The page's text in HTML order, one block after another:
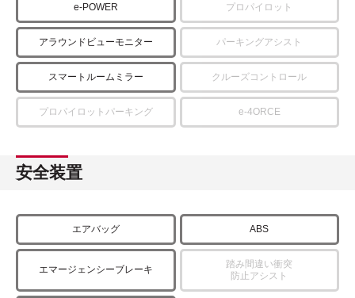
e-POWER プロパイロット
アラウンドビューモニター パーキングアシスト
スマートルームミラー クルーズコントロール
プロパイロットパーキング e-4ORCE
安全装置
エアバッグ ABS
エマージェンシーブレーキ
踏み間違い衝突
防止アシスト